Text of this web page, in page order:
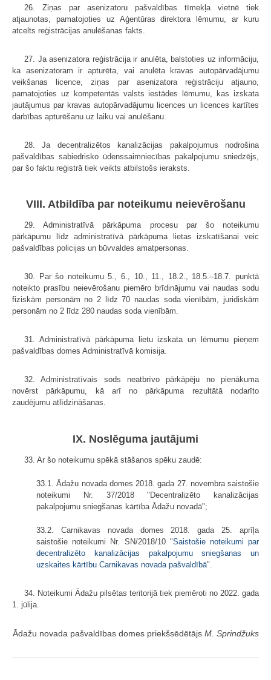
26. Ziņas par asenizatoru pašvaldības tīmekļa vietnē tiek
atjaunotas, pamatojoties uz Aģentūras direktora lēmumu, ar kuru
atcelts reģistrācijas anulēšanas fakts.
27. Ja asenizatora reģistrācija ir anulēta, balstoties uz informāciju,
ka asenizatoram ir apturēta, vai anulēta kravas autopārvadājumu
veikšanas licence, ziņas par asenizatora reģistrāciju atjauno,
pamatojoties uz kompetentās valsts iestādes lēmumu, kas izskata
jautājumus par kravas autopārvadājumu licences un licences kartītes
darbības apturēšanu uz laiku vai anulēšanu.
28. Ja decentralizētos kanalizācijas pakalpojumus nodrošina
pašvaldības sabiedrisko ūdenssaimniecības pakalpojumu sniedzējs,
par šo faktu reģistrā tiek veikts atbilstošs ieraksts.
VIII. Atbildība par noteikumu neievērošanu
29. Administratīvā pārkāpuma procesu par šo noteikumu
pārkāpumu līdz administratīvā pārkāpuma lietas izskatīšanai veic
pašvaldības policijas un būvvaldes amatpersonas.
30. Par šo noteikumu 5., 6., 10., 11., 18.2., 18.5.–18.7. punktā
noteikto prasību neievērošanu piemēro brīdinājumu vai naudas sodu
fiziskām personām no 2 līdz 70 naudas soda vienībām, juridiskām
personām no 2 līdz 280 naudas soda vienībām.
31. Administratīvā pārkāpuma lietu izskata un lēmumu pieņem
pašvaldības domes Administratīvā komisija.
32. Administratīvais sods neatbrīvo pārkāpēju no pienākuma
novērst pārkāpumu, kā arī no pārkāpuma rezultātā nodarīto
zaudējumu atlīdzināšanas.
IX. Noslēguma jautājumi
33. Ar šo noteikumu spēkā stāšanos spēku zaudē:
33.1. Ādažu novada domes 2018. gada 27. novembra saistošie
noteikumi Nr. 37/2018 "Decentralizēto kanalizācijas
pakalpojumu sniegšanas kārtība Ādažu novadā";
33.2. Carnikavas novada domes 2018. gada 25. aprīļa
saistošie noteikumi Nr. SN/2018/10 "Saistošie noteikumi par
decentralizēto kanalizācijas pakalpojumu sniegšanas un
uzskaites kārtību Carnikavas novada pašvaldībā".
34. Noteikumi Ādažu pilsētas teritorijā tiek piemēroti no 2022. gada
1. jūlija.
Ādažu novada pašvaldības domes priekšsēdētājs M. Sprindžuks